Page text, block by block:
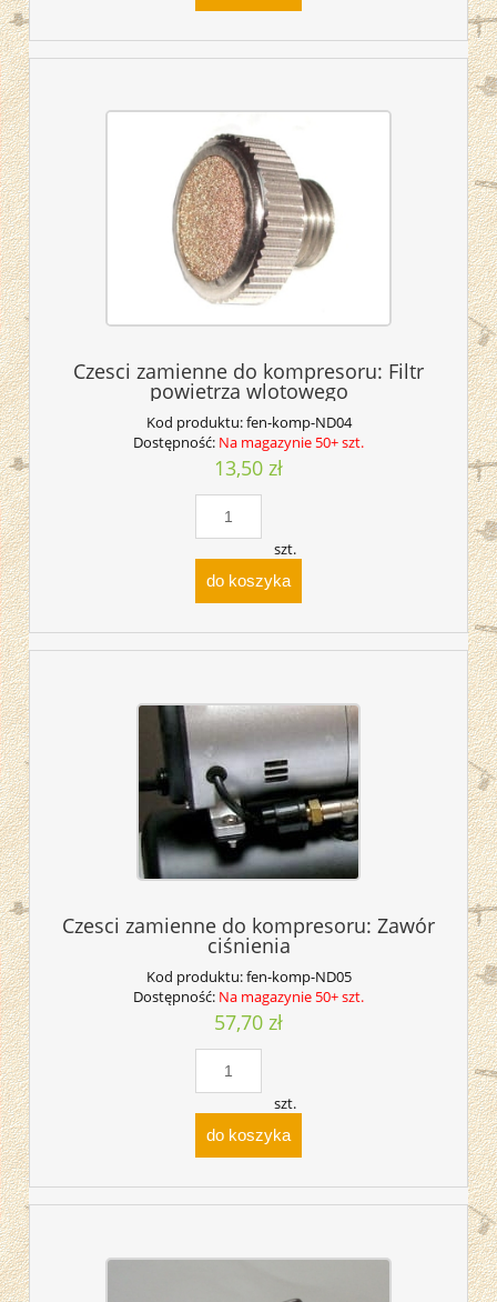
Czesci zamienne do kompresoru: Filtr
powietrza wlotowego
Kod produktu:fen-komp-ND04
Dostępność: Na magazynie 50+ szt.
13,50 zł
szt.
do koszyka
Czesci zamienne do kompresoru: Zawór
ciśnienia
Kod produktu:fen-komp-ND05
Dostępność: Na magazynie 50+ szt.
57,70 zł
szt.
do koszyka